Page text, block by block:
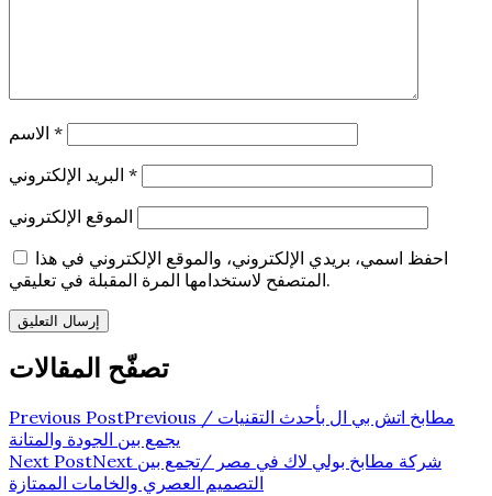
*
*
الموقع الإلكتروني
احفظ اسمي، بريدي الإلكتروني، والموقع الإلكتروني في هذا
المتصفح لاستخدامها المرة المقبلة في تعليقي.
تصفّح المقالات
Previous PostPrevious مطابخ اتش بي ال بأحدث التقنيات /
يجمع بين الجودة والمتانة
Next PostNext شركة مطابخ بولي لاك في مصر /تجمع بين
التصميم العصري والخامات الممتازة